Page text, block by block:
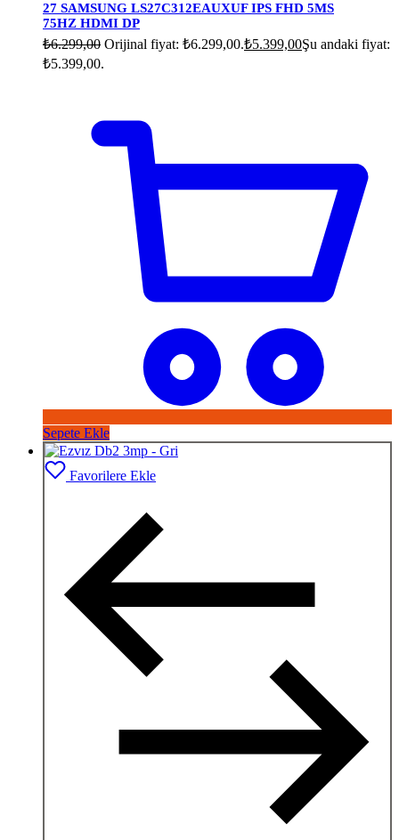
27 SAMSUNG LS27C312EAUXUF IPS FHD 5MS
75HZ HDMI DP
₺6.299,00 Orijinal fiyat: ₺6.299,00.₺5.399,00Şu andaki fiyat:
₺5.399,00.
Sepete Ekle
Favorilere Ekle